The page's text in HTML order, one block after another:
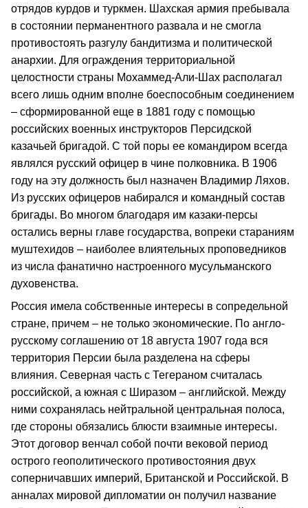
отрядов курдов и туркмен. Шахская армия пребывала
в состоянии перманентного развала и не смогла
противостоять разгулу бандитизма и политической
анархии. Для ограждения территориальной
целостности страны Мохаммед-Али-Шах располагал
всего лишь одним вполне боеспособным соединением
– сформированной еще в 1881 году с помощью
российских военных инструкторов Персидской
казачьей бригадой. С той поры ее командиром всегда
являлся русский офицер в чине полковника. В 1906
году на эту должность был назначен Владимир Ляхов.
Из русских офицеров набирался и командный состав
бригады. Во многом благодаря им казаки-персы
остались верны главе государства, вопреки стараниям
муштехидов – наиболее влиятельных проповедников
из числа фанатично настроенного мусульманского
духовенства.
Россия имела собственные интересы в сопредельной
стране, причем – не только экономические. По англо-
русскому соглашению от 18 августа 1907 года вся
территория Персии была разделена на сферы
влияния. Северная часть с Тегераном считалась
российской, а южная с Ширазом – английской. Между
ними сохранялась нейтральной центральная полоса,
где стороны обязались блюсти взаимные интересы.
Этот договор венчал собой почти вековой период
острого геополитического противостояния двух
соперничавших империй, Британской и Российской. В
анналах мировой дипломатии он получил название